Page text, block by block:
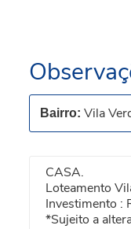
Bairro: Vila
CASA.
Loteamento
Investimento :
*Sujeito a